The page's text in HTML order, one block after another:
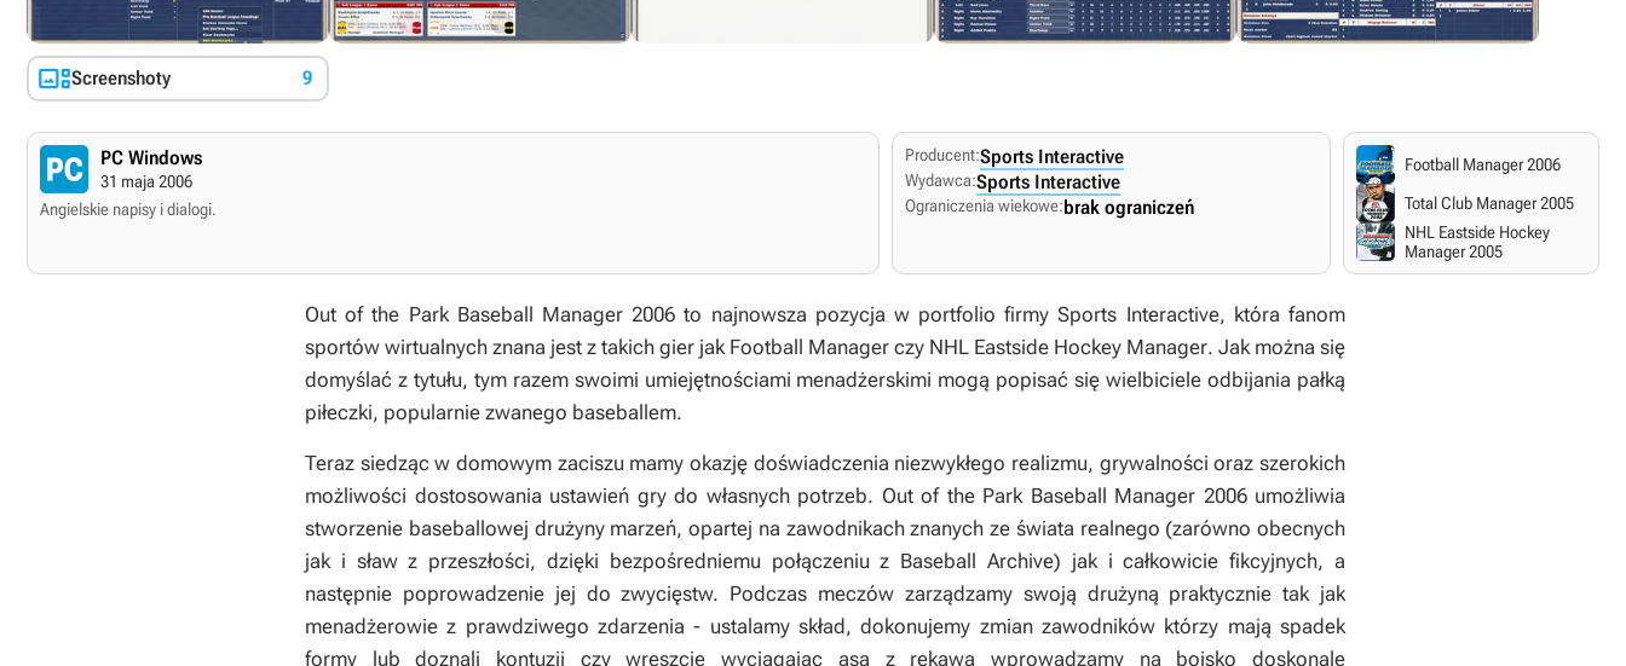
Screenshoty 9
PC Windows
31 maja 2006
Angielskie napisy i dialogi.
Producent:Sports Interactive
Wydawca:Sports Interactive
Ograniczenia wiekowe:brak ograniczeń
Football Manager 2006
Total Club Manager 2005
NHL Eastside Hockey
Manager 2005
Out of the Park Baseball Manager 2006 to najnowsza pozycja w portfolio firmy Sports Interactive, która fanom
sportów wirtualnych znana jest z takich gier jak Football Manager czy NHL Eastside Hockey Manager. Jak można się
domyślać z tytułu, tym razem swoimi umiejętnościami menadżerskimi mogą popisać się wielbiciele odbijania pałką
piłeczki, popularnie zwanego baseballem.
Teraz siedząc w domowym zaciszu mamy okazję doświadczenia niezwykłego realizmu, grywalności oraz szerokich
możliwości dostosowania ustawień gry do własnych potrzeb. Out of the Park Baseball Manager 2006umożliwia
stworzenie baseballowej drużyny marzeń, opartej na zawodnikach znanych ze świata realnego (zarówno obecnych
jak i sław z przeszłości, dzięki bezpośredniemu połączeniu z Baseball Archive) jak i całkowicie fikcyjnych, a
następnie poprowadzenie jej do zwycięstw. Podczas meczów zarządzamy swoją drużyną praktycznie tak jak
menadżerowie z prawdziwego zdarzenia - ustalamy skład, dokonujemy zmian zawodników którzy mają spadek
formy lub doznali kontuzji czy wreszcie wyciągając asa z rękawa wprowadzamy na boisko doskonale